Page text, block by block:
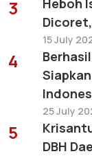
3
Heboh
15 July
4
25 July
5
DBH